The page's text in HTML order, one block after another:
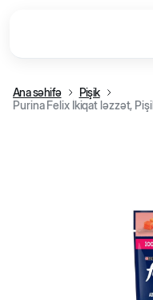
Ana səhifə
Pişik